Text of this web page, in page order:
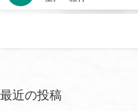
最近の投稿